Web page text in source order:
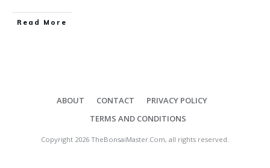
Read More
ABOUT CONTACT
PRIVACY POLICY
TERMS AND CONDITIONS
Copyright 2026TheBonsaiMaster.Com, all rights reserved.